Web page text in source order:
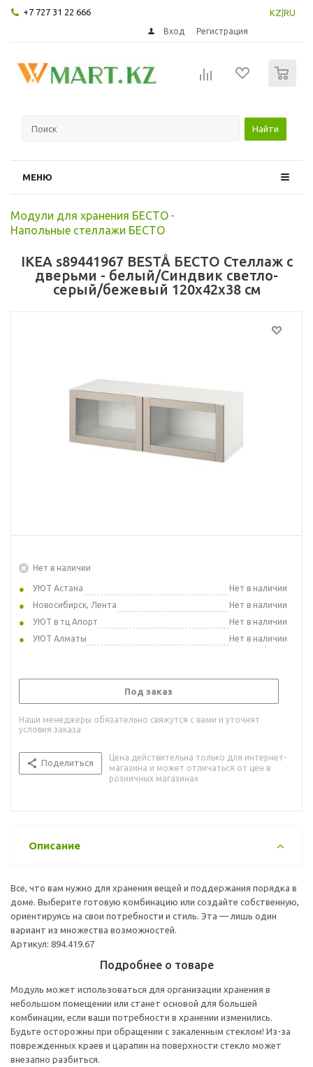
+7 727 31 22 666 KZ RU
Вход Регистрация
Найти
МЕНЮ
Модули для хранения БЕСТО -
Напольные стеллажи БЕСТО
IKEA s89441967 BESTÅ БЕСТО Стеллаж с
дверьми - белый/Синдвик светло-
серый/бежевый 120x42x38 см
Нет в наличии
УЮТ Астана
Нет в наличии
Новосибирск, Лента
Нет в наличии
УЮТ в тц Апорт
Нет в наличии
УЮТ Алматы
Нет в наличии
Под заказ
Наши менеджеры обязательно свяжутся с вами и уточнят
условия заказа
Поделиться
Цена действительна только для интернет-
магазина и может отличаться от цен в
розничных магазинах
Описание
Все, что вам нужно для хранения вещей и поддержания порядка в
доме. Выберите готовую комбинацию или создайте собственную,
ориентируясь на свои потребности и стиль. Эта — лишь один
вариант из множества возможностей.
Артикул: 894.419.67
Подробнее о товаре
Модуль может использоваться для организации хранения в
небольшом помещении или станет основой для большей
комбинации, если ваши потребности в хранении изменились.
Будьте осторожны при обращении с закаленным стеклом! Из-за
поврежденных краев и царапин на поверхности стекло может
внезапно разбиться.